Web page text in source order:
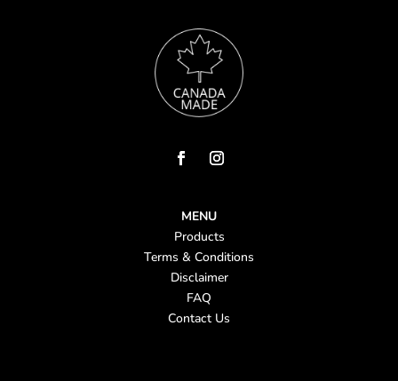
MENU
Products
Terms & Conditions
Disclaimer
FAQ
Contact Us